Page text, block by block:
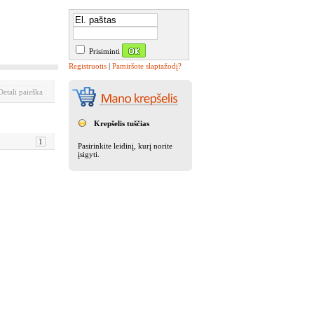
Prisiminti
Registruotis| Pamiršote slaptažodį?
paieška
1
Krepšelis tuščias
Pasirinkite leidinį, kurį norite
įsigyti.